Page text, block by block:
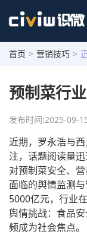
首页 > 营销技巧 >
预制菜行
发布时间:2025-09-
近期，罗永浩与
注，话题阅读量
对预制菜安全、
面临的舆情监测
5000亿元，行业
舆情挑战：食品
频成为社会焦点。